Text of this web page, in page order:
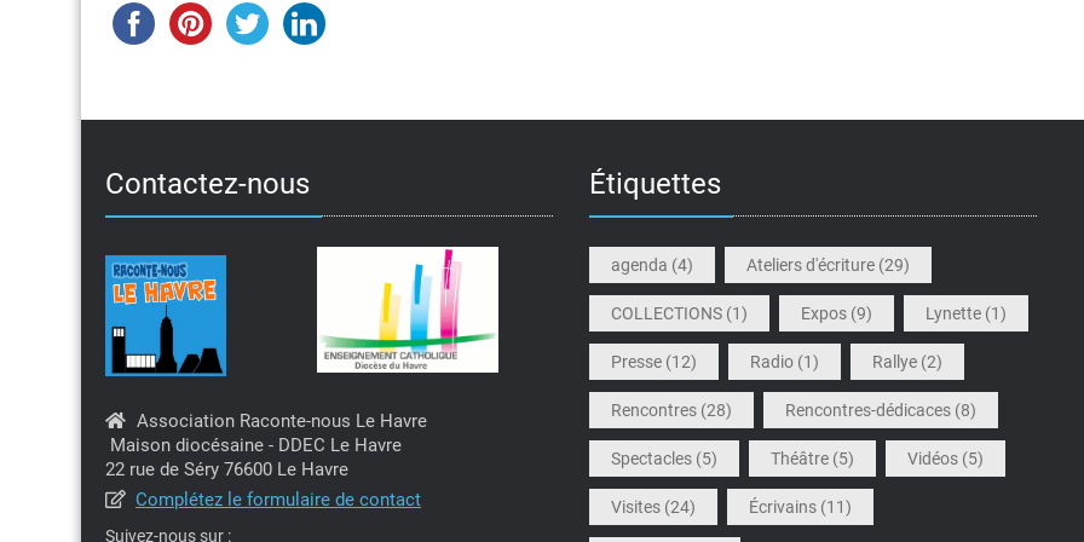
Contactez-nous
Association Raconte-nous Le Havre
Maison diocésaine - DDEC Le Havre
22 rue de Séry 76600 Le Havre
Complétez le formulaire de contact
Suivez-nous sur :
Étiquettes
agenda (4) Ateliers d'écriture (29)
COLLECTIONS (1) Expos (9) Lynette (1)
Presse (12) Radio (1) Rallye (2)
Rencontres (28) Rencontres-dédicaces (8)
Spectacles (5) Théâtre (5) Vidéos (5)
Visites (24) Écrivains (11)